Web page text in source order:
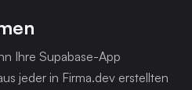
Ihre Supabase-App
jeder in Firma.dev erstellten